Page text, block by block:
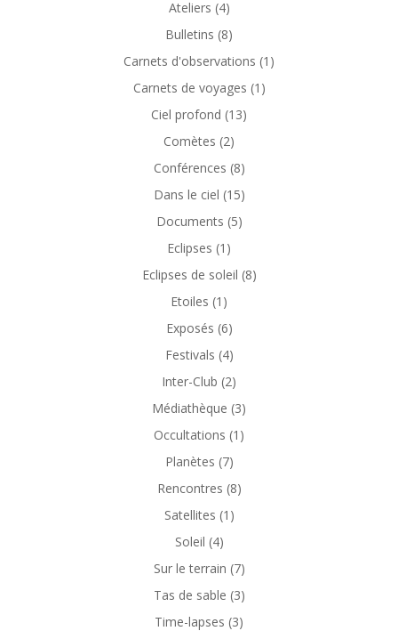
Ateliers (4)
Bulletins (8)
Carnets d'observations (1)
Carnets de voyages (1)
Ciel profond (13)
Comètes (2)
Conférences (8)
Dans le ciel (15)
Documents (5)
Eclipses (1)
Eclipses de soleil (8)
Etoiles (1)
Exposés (6)
Festivals (4)
Inter-Club (2)
Médiathèque (3)
Occultations (1)
Planètes (7)
Rencontres (8)
Satellites (1)
Soleil (4)
Sur le terrain (7)
Tas de sable (3)
Time-lapses (3)